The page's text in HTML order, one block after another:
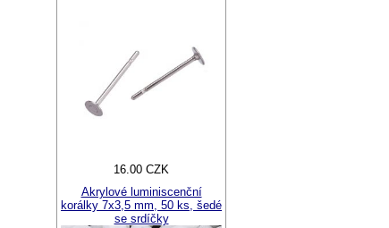
16.00 CZK
Akrylové luminiscenční
korálky 7x3,5 mm, 50 ks, šedé
se srdíčky